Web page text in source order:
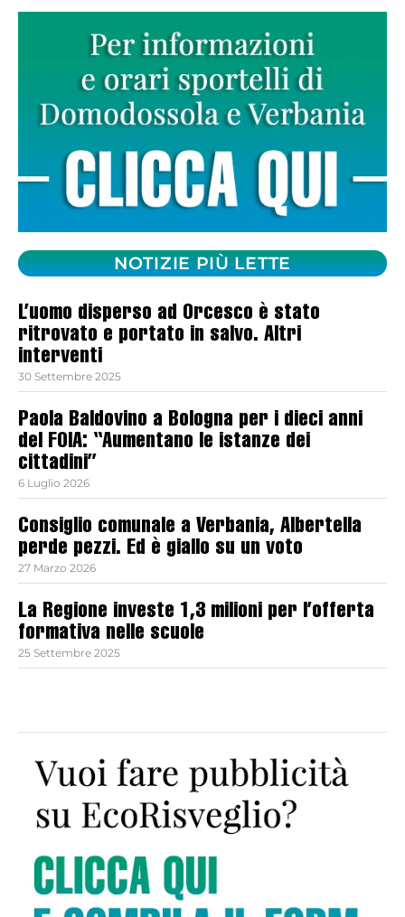
NOTIZIE PIÙ LETTE
L’uomo disperso ad Orcesco è stato
ritrovato e portato in salvo. Altri
interventi
30 Settembre 2025
Paola Baldovino a Bologna per i dieci anni
del FOIA: “Aumentano le istanze dei
cittadini”
6 Luglio 2026
Consiglio comunale a Verbania, Albertella
perde pezzi. Ed è giallo su un voto
27 Marzo 2026
La Regione investe 1,3 milioni per l’offerta
formativa nelle scuole
25 Settembre 2025